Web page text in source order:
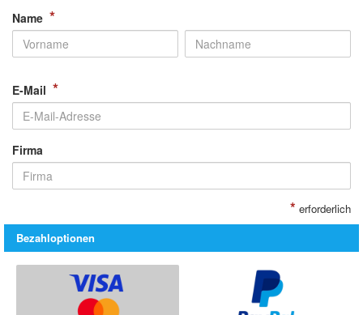
Name *
E-Mail *
Firma
* erforderlich
Bezahloptionen